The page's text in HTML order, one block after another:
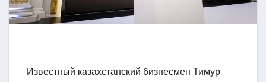
Известный казахстанский бизнесмен Тимур